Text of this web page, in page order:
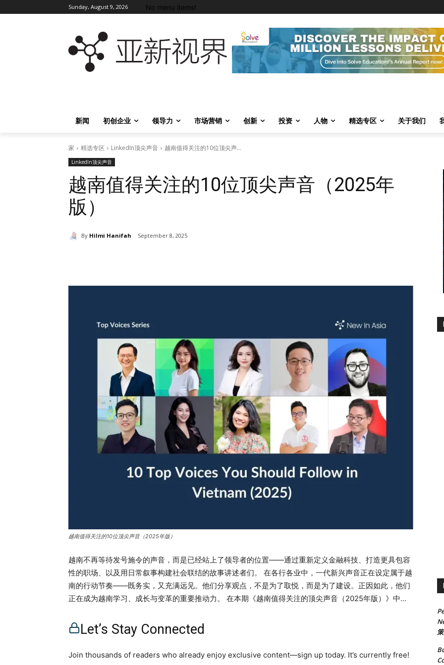
Sunday, August 9, 2026 No menu items!
新闻
初创企业 领导力 市场营销 创新 投资 人物 精选专区 关于我们
家 精选专区 LinkedIn顶尖声音 越南值得关注的10位顶尖声...
LinkedIn顶尖声音
越南值得关注的10位顶尖声音（2025年
版）
By Hilmi Hanifah September 8, 2025
越南值得关注的10位顶尖声音（2025年版）
越南不再等待发号施令的声音，而是已经站上了领导者的位置——通过重新定义金融科技、打造更具包容
性的职场、以及用日常叙事构建社会联结的故事讲述者们。 在各行各业中，一代新兴声音正在设定属于越
南的行动节奏——既务实，又充满远见。他们分享观点，不是为了取悦，而是为了建设。正因如此，他们
正在成为越南学习、成长与变革的重要推动力。 在本期《越南值得关注的顶尖声音（2025年版）》中，
Truong Hong HaNgoc Anh LuongLe Uyen ThaoDan NguyenBenji LambEric TranDieu Linh
PhamPhuong Le（Katie）Duke（Anh Tài）LuuCuong Anh Nguyen, CFA结语：那些塑造明天的回声
https://open.spotify.com/episode/4jnDOhD6oRwHGv4FOvguKx?si=8580e6bb5dbc4323 Truong
Let’s Stay Connected
Join thousands of readers who already enjoy exclusive content—sign up today. It’s currently free!